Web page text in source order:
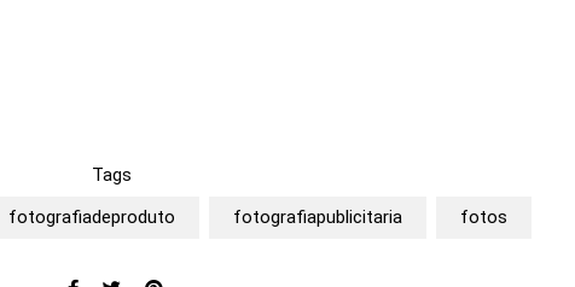
Tags
fotografiadeproduto fotografiapublicitaria fotos